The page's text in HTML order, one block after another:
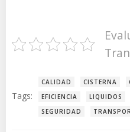
Tags:
CALIDAD CISTERNA
EFICIENCIA
LIQUIDOS
SEGURIDAD